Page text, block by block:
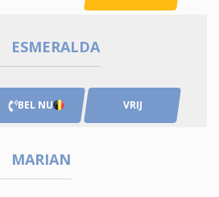
ESMERALDA
BEL NU VRIJ
MARIAN